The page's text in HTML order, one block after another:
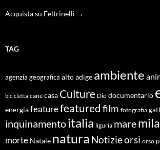
Acquista su Feltrinelli →
TAG
agenzia geografica alto adige ambiente
bicicletta cane casa Culture Dio documentario
energiafeaturefeaturedfilm fotografia
inquinamentoitalia liguria mare
morte Natale natura Notizieorsi orso